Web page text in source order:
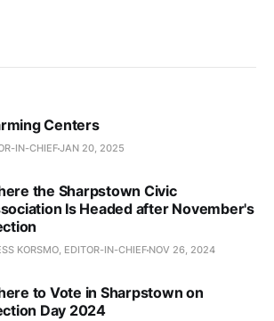
Centers
IN-CHIEFJAN 20, 2025
the Sharpstown Civic
Is Headed after November's
KORSMO, EDITOR-IN-CHIEF NOV 26, 2024
to Vote in Sharpstown on
Day 2024